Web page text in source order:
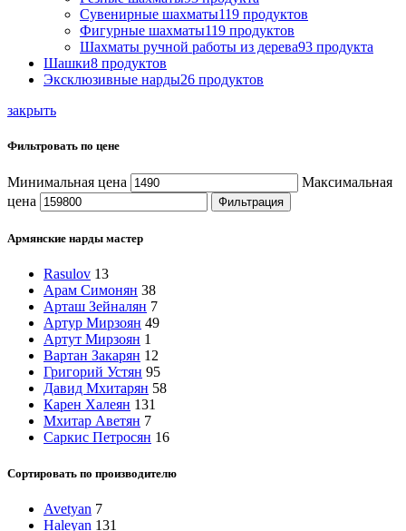
Сувенирные шахматы119 продуктов
Фигурные шахматы119 продуктов
Шахматы ручной работы из дерева93 продукта
Шашки8 продуктов
Эксклюзивные нарды26 продуктов
закрыть
Фильтровать по цене
Минимальная цена
Максимальная
цена
Фильтрация
Армянские нарды мастер
Rasulov 13
Арам Симонян 38
Арташ Зейналян 7
Артур Мирзоян 49
Артут Мирзоян 1
Вартан Закарян 12
Григорий Устян 95
Давид Мхитарян 58
Карен Халеян 131
Мхитар Аветян 7
Саркис Петросян 16
Сортировать по производителю
Avetyan 7
Haleyan 131